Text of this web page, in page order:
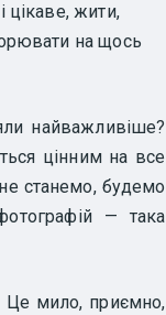
цікаве, жити,
на щось
найважливіше?
цінним на все
станемо, будемо
— така
Це мило, приємно,